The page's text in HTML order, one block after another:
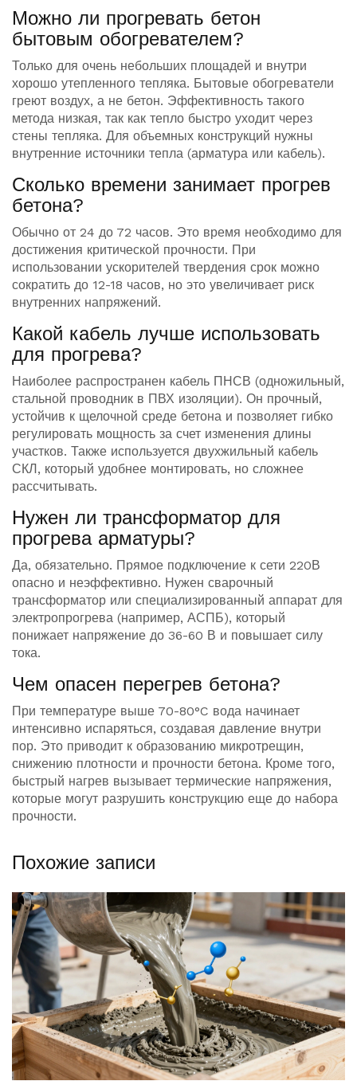
Можно ли прогревать бетон
бытовым обогревателем?
Только для очень небольших площадей и внутри
хорошо утепленного тепляка. Бытовые обогреватели
греют воздух, а не бетон. Эффективность такого
метода низкая, так как тепло быстро уходит через
стены тепляка. Для объемных конструкций нужны
внутренние источники тепла (арматура или кабель).
Сколько времени занимает прогрев
бетона?
Обычно от 24 до 72 часов. Это время необходимо для
достижения критической прочности. При
использовании ускорителей твердения срок можно
сократить до 12-18 часов, но это увеличивает риск
внутренних напряжений.
Какой кабель лучше использовать
для прогрева?
Наиболее распространен кабель ПНСВ (одножильный,
стальной проводник в ПВХ изоляции). Он прочный,
устойчив к щелочной среде бетона и позволяет гибко
регулировать мощность за счет изменения длины
участков. Также используется двухжильный кабель
СКЛ, который удобнее монтировать, но сложнее
рассчитывать.
Нужен ли трансформатор для
прогрева арматуры?
Да, обязательно. Прямое подключение к сети 220В
опасно и неэффективно. Нужен сварочный
трансформатор или специализированный аппарат для
электропрогрева (например, АСПБ), который
понижает напряжение до 36-60 В и повышает силу
тока.
Чем опасен перегрев бетона?
При температуре выше 70-80°C вода начинает
интенсивно испаряться, создавая давление внутри
пор. Это приводит к образованию микротрещин,
снижению плотности и прочности бетона. Кроме того,
быстрый нагрев вызывает термические напряжения,
которые могут разрушить конструкцию еще до набора
прочности.
Похожие записи